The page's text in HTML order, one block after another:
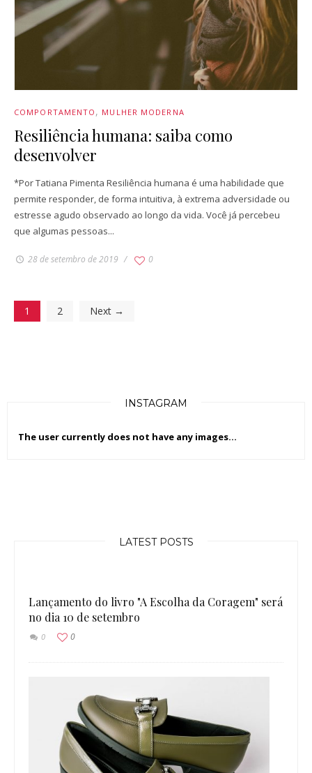
COMPORTAMENTO MULHER MODERNA
Resiliência humana: saiba como
desenvolver
*Por Tatiana Pimenta Resiliência humana é uma habilidade que
permite responder, de forma intuitiva, à extrema adversidade ou
estresse agudo observado ao longo da vida. Você já percebeu
que algumas pessoas...
28 de setembro de 2019 0
1 2 Next →
INSTAGRAM
The user currently does not have any images...
LATEST POSTS
Lançamento do livro "A Escolha da Coragem" será
no dia 10 de setembro
0 0